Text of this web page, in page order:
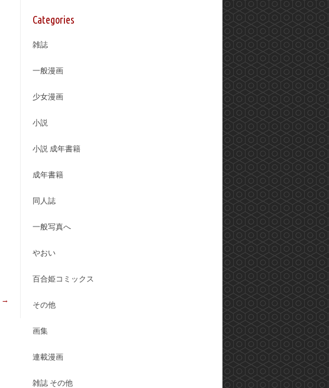
→
Categories
雑誌
一般漫画
少女漫画
小説
小説 成年書籍
成年書籍
同人誌
一般写真へ
やおい
百合姫コミックス
その他
画集
連載漫画
雑誌 その他